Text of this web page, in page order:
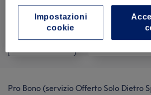
Tutti Massaggio
Pro Bono (servizio Offerto Solo Dietro
Impostazioni
cookie